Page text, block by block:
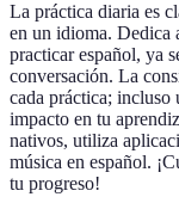
La práctica diaria es
en un idioma. Dedica
practicar español, ya
conversación. La
cada práctica; incluso
impacto en tu
nativos, utiliza
música en español.
tu progreso!